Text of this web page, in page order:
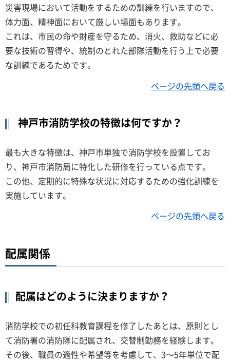
災害現場において活動をするための訓練を行いますので、
体力面、精神面において厳しい場面もあります。
これは、市民の命や財産を守るため、消火、救助などに必
要な技術の習得や、統制のとれた部隊活動を行う上で必要
な訓練であるためです。
ページの先頭へ戻る
神戸市消防学校の特徴は何ですか？
最も大きな特徴は、神戸市単独で消防学校を設置してお
り、神戸市消防局に特化した研修を行っている点です。
この他、定期的に特殊な状況に対応するための強化訓練を
実施しています。
ページの先頭へ戻る
配属関係
配属はどのように決まりますか？
消防学校での初任科教育課程を修了したあとは、原則とし
て消防署の消防隊に配属され、交替制勤務を経験します。
その後、職員の適性や希望等を考慮して、3～5年単位で配